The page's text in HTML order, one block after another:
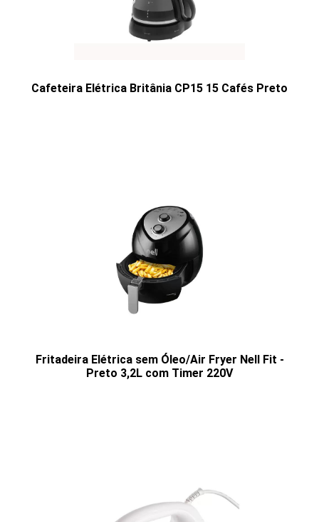
Cafeteira Elétrica Britânia CP15 15 Cafés Preto
Fritadeira Elétrica sem Óleo/Air Fryer Nell Fit -
Preto 3,2L com Timer 220V